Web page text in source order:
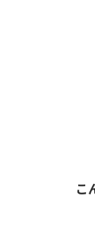
こ